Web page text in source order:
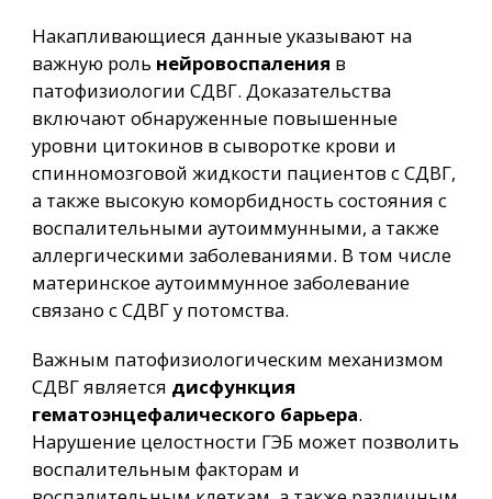
Накапливающиеся данные указывают на
важную роль нейровоспаления в
патофизиологии СДВГ. Доказательства
включают обнаруженные повышенные
уровни цитокинов в сыворотке крови и
спинномозговой жидкости пациентов с СДВГ,
а также высокую коморбидность состояния с
воспалительными аутоиммунными, а также
аллергическими заболеваниями. В том числе
материнское аутоиммунное заболевание
связано с СДВГ у потомства.
Важным патофизиологическим механизмом
СДВГ является дисфункция
гематоэнцефалического барьера.
Нарушение целостности ГЭБ может позволить
воспалительным факторам и